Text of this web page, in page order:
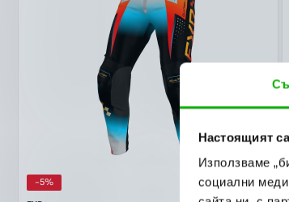
Настоящият
Използваме
социални
-5%
MX26